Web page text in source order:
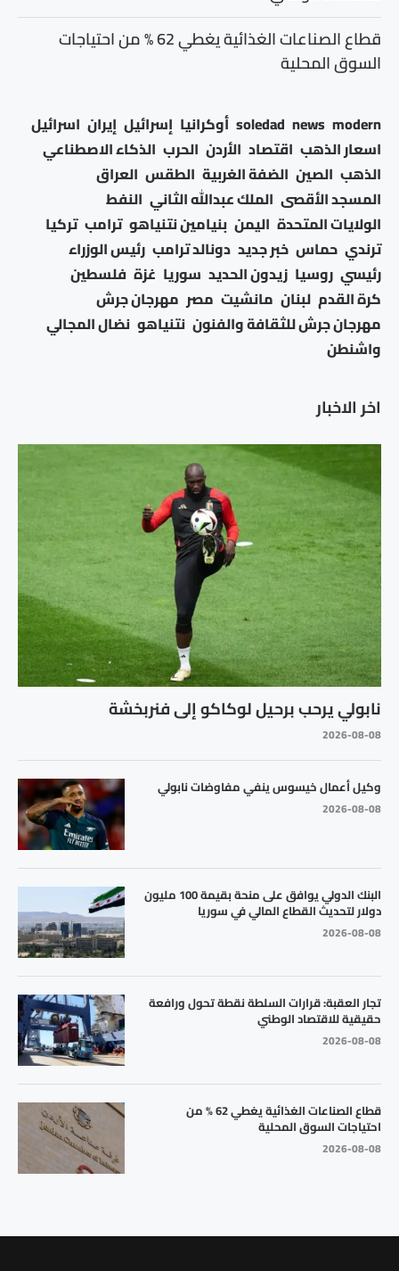
اخر الاخبار
نابولي يرحب برحيل لوكاكو إلى فنربخشة
2026-08-08
وكيل أعمال خيسوس ينفي مفاوضات نابولي
2026-08-08
البنك الدولي يوافق على منحة بقيمة 100 مليون
دولار لتحديث القطاع المالي في سوريا
2026-08-08
تجار العقبة: قرارات السلطة نقطة تحول ورافعة
حقيقية للاقتصاد الوطني
2026-08-08
قطاع الصناعات الغذائية يغطي 62 % من
احتياجات السوق المحلية
2026-08-08
قطاع الصناعات الغذائية يغطي 62 % من احتياجات
السوق المحلية
modern
news
soledad أوكرانيا إسرائيل إيران اسرائيل
اسعار الذهب اقتصاد الأردن الحرب الذكاء الاصطناعي
الذهب الصين الضفة الغربية الطقس العراق
المسجد الأقصى الملك عبدالله الثاني النفط
الولايات المتحدة اليمن بنيامين نتنياهو ترامب تركيا
ترندي حماس خبر جديد دونالد ترامب رئيس الوزراء
رئيسي روسيا زيدون الحديد سوريا غزة فلسطين
كرة القدم لبنان مانشيت مصر مهرجان جرش
مهرجان جرش للثقافة والفنون نتنياهو نضال المجالي
واشنطن